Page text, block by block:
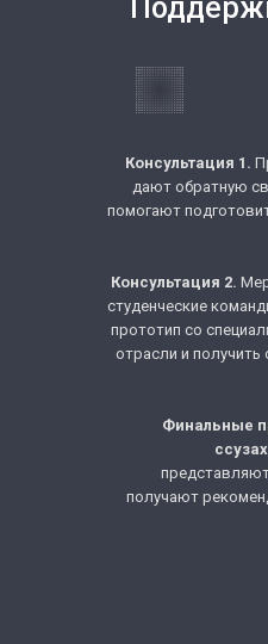
Консультация 1.
дают обратную
помогают
Консультация 2.
студенческие
прототип со
отрасли и получить
Финальные
ссузах
получают